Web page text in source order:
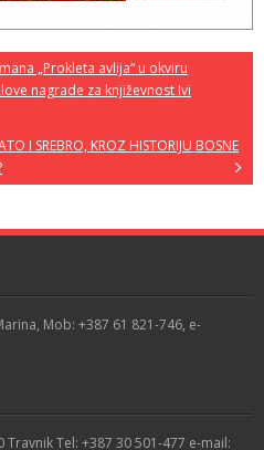
„Prokleta avlija“ u okviru
nagrade za književnost Ivi
I SREBRO, KROZ HISTORIJU BOSNE
Mob: +387 61 821-746, e-
Tel: +387 30 501-477 e-mail: